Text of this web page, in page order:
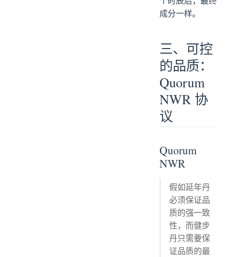
成分一样。
三、可控
的品质：
Quorum
NWR 协
议
Quorum
NWR
假如延年丹
必须保证品
质的强一致
性，而健步
丹只需要保
证品质的最